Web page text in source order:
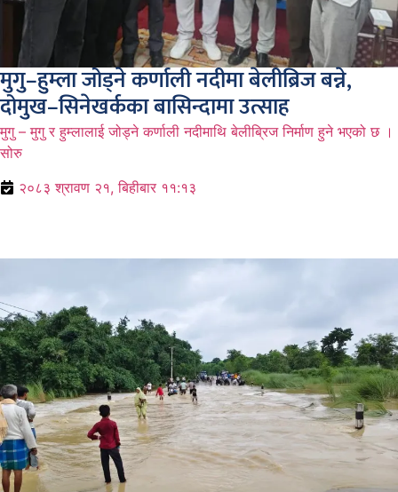
मुगु–हुम्ला जोड्ने कर्णाली नदीमा बेलीब्रिज बन्ने,
दोमुख–सिनेखर्कका बासिन्दामा उत्साह
मुगु – मुगु र हुम्लालाई जोड्ने कर्णाली नदीमाथि बेलीब्रिज निर्माण हुने भएको छ ।
सोरु
२०८३ श्रावण २१, बिहीबार ११:१३